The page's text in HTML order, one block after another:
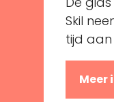
Skil
tijd aan
Meer